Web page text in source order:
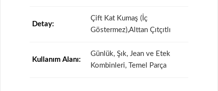
Detay:
Çift Kat Kumaş (İç
Göstermez),Alttan Çıtçıtlı
Kullanım Alanı:
Günlük, Şık, Jean ve Etek
Kombinleri, Temel Parça